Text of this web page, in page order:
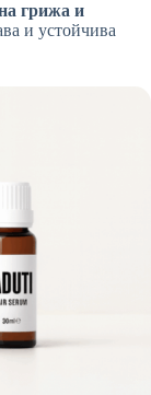
грижа и
и устойчива